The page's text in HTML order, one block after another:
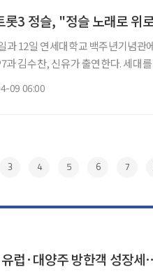
롯3 정슬, "정슬 노래로 위
과 12일 연세대학교 백주년기념관
과 김수찬, 신유가 출연한다. 세대
09 06:00
3 4 5 6 7
럽·대양주 방한객 성장